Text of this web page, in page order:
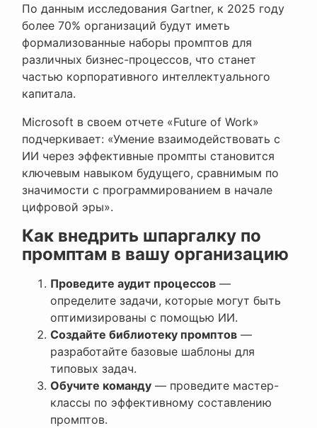
По данным исследования Gartner, к 2025 году
более 70% организаций будут иметь
формализованные наборы промптов для
различных бизнес-процессов, что станет
частью корпоративного интеллектуального
капитала.
Microsoft в своем отчете «Future of Work»
подчеркивает: «Умение взаимодействовать с
ИИ через эффективные промпты становится
ключевым навыком будущего, сравнимым по
значимости с программированием в начале
цифровой эры».
Как внедрить шпаргалку по
промптам в вашу организацию
Проведите аудит процессов —
определите задачи, которые могут быть
оптимизированы с помощью ИИ.
Создайте библиотеку промптов —
разработайте базовые шаблоны для
типовых задач.
Обучите команду — проведите мастер-
классы по эффективному составлению
промптов.